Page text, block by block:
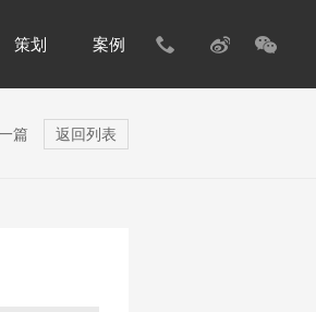
策划 案例
篇 返回列表